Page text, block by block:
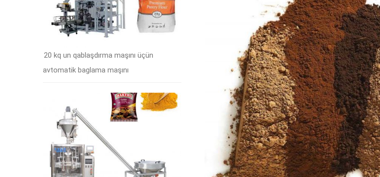
20 kq un qablaşdırma maşını üçün
avtomatik baglama maşını